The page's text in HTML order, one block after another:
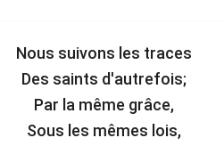
Nous suivons les traces
Des saints d'autrefois;
Par la même grâce,
Sous les mêmes lois,